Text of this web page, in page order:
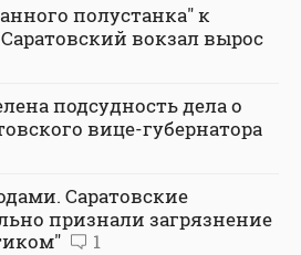
полустанка" к
вокзал вырос
подсудность дела о
вице-губернатора
Саратовские
признали загрязнение
1